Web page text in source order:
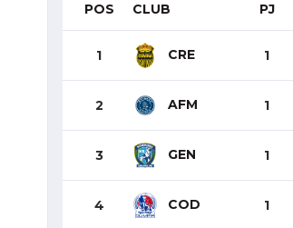
POS CLUB PJ
1 CRE 1
2 AFM 1
3 GEN 1
4 COD 1